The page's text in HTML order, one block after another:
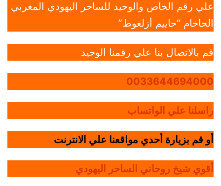
علي رقم الخاص والوحيد للساحر اليهودي المغربي
الحاخام “حاييم أزلغوط”
قم بالاتصال بنا علي رقمنا الوحيد
0033644694000
راسلنا علي الواتساب
أو قم بزيارة أحدي مواقعنا علي الانترنت
أقوي شيخ روحاني الساحر اليهودي